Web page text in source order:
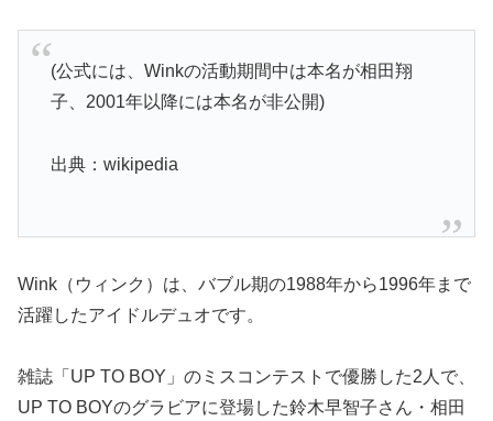
(公式には、Winkの活動期間中は本名が相田翔
子、2001年以降には本名が非公開)
出典：wikipedia
Wink（ウィンク）は、バブル期の1988年から1996年まで
活躍したアイドルデュオです。
雑誌「UP TO BOY」のミスコンテストで優勝した2人で、
UP TO BOYのグラビアに登場した鈴木早智子さん・相田